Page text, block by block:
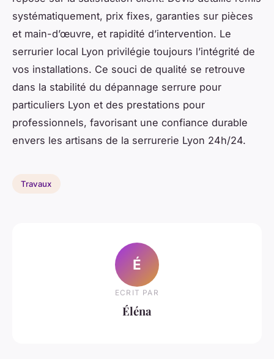
systématiquement, prix fixes, garanties sur pièces
et main-d’œuvre, et rapidité d’intervention. Le
serrurier local Lyon privilégie toujours l’intégrité de
vos installations. Ce souci de qualité se retrouve
dans la stabilité du dépannage serrure pour
particuliers Lyon et des prestations pour
professionnels, favorisant une confiance durable
envers les artisans de la serrurerie Lyon 24h/24.
Travaux
É
ECRIT PAR
Éléna